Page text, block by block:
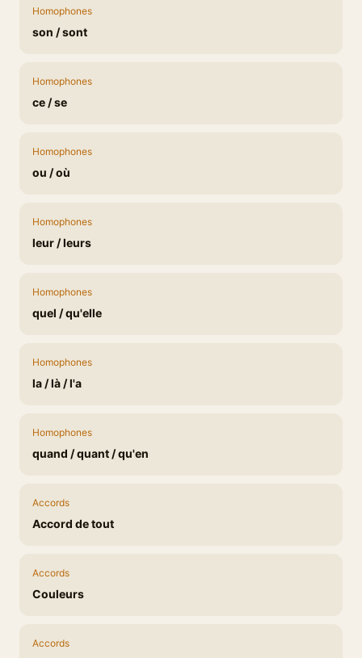
Homophones
son / sont
Homophones
ce / se
Homophones
ou / où
Homophones
leur / leurs
Homophones
quel / qu'elle
Homophones
la / là / l'a
Homophones
quand / quant / qu'en
Accords
Accord de tout
Accords
Couleurs
Accords